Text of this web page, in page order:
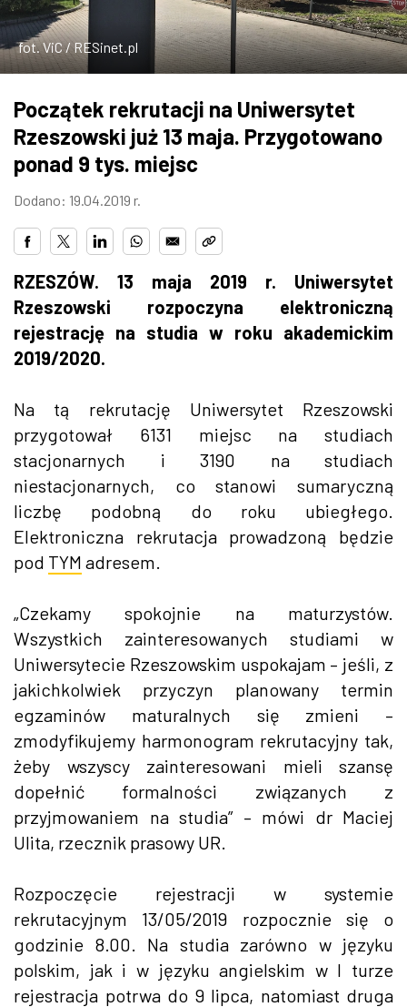
ZDJĘCIA
W RZESZOWIE
fot. ViC / RESinet.pl
Początek rekrutacji na Uniwersytet
Rzeszowski już 13 maja. Przygotowano
ponad 9 tys. miejsc
Dodano: 19.04.2019 r.
RZESZÓW. 13 maja 2019 r. Uniwersytet
Rzeszowski rozpoczyna elektroniczną
rejestrację na studia w roku akademickim
2019/2020.
Na tą rekrutację Uniwersytet Rzeszowski
przygotował 6131 miejsc na studiach
stacjonarnych i 3190 na studiach
niestacjonarnych, co stanowi sumaryczną
liczbę podobną do roku ubiegłego.
Elektroniczna rekrutacja prowadzoną będzie
pod TYM adresem.
„Czekamy spokojnie na maturzystów.
Wszystkich zainteresowanych studiami w
Uniwersytecie Rzeszowskim uspokajam – jeśli, z
jakichkolwiek przyczyn planowany termin
egzaminów maturalnych się zmieni –
zmodyfikujemy harmonogram rekrutacyjny tak,
żeby wszyscy zainteresowani mieli szansę
dopełnić formalności związanych z
przyjmowaniem na studia” – mówi dr Maciej
Ulita, rzecznik prasowy UR.
Rozpoczęcie rejestracji w systemie
rekrutacyjnym 13/05/2019 rozpocznie się o
godzinie 8.00. Na studia zarówno w języku
polskim, jak i w języku angielskim w I turze
rejestracja potrwa do 9 lipca, natomiast druga